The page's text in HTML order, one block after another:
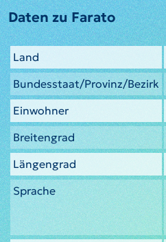
Daten zu Farato
Land
Bundesstaat/Provinz/Bezirk
Einwohner
Breitengrad
Längengrad
Sprache